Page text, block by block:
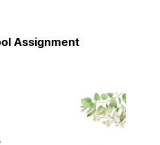
Assignment